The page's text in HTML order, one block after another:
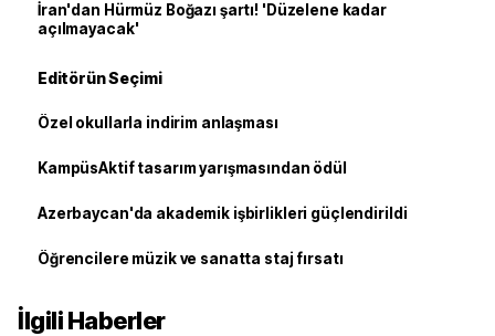
İran'dan Hürmüz Boğazı şartı! 'Düzelene kadar
açılmayacak'
Editörün Seçimi
Özel okullarla indirim anlaşması
KampüsAktif tasarım yarışmasından ödül
Azerbaycan'da akademik işbirlikleri güçlendirildi
Öğrencilere müzik ve sanatta staj fırsatı
İlgili Haberler